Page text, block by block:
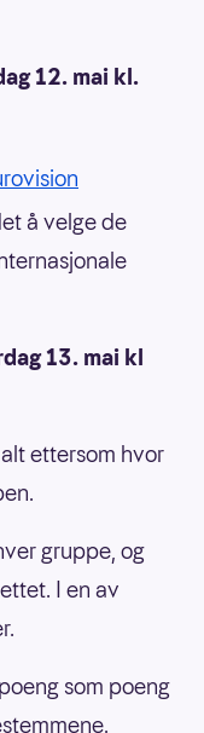
12. mai kl.
å velge de
13. mai kl
ettersom hvor
gruppe, og
I en av
som poeng